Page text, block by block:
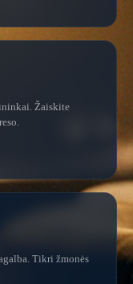
Žaiskite
Tikri žmonės